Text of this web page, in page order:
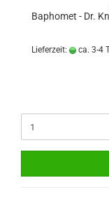
Baphomet - Dr.
Lieferzeit: ca. 3-4